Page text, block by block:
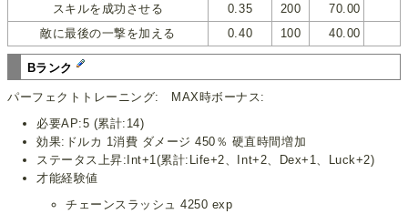
スキルを成功させる
0.35 200
70.00
敵に最後の一撃を加える
0.40 100 40.00
Bランク
パーフェクトトレーニング: MAX時ボーナス:
必要AP:5 (累計:14)
効果:ドルカ 1消費 ダメージ 450％ 硬直時間増加
ステータス上昇:Int+1(累計:Life+2、Int+2、Dex+1、Luck+2)
才能経験値
チェーンスラッシュ 4250 exp